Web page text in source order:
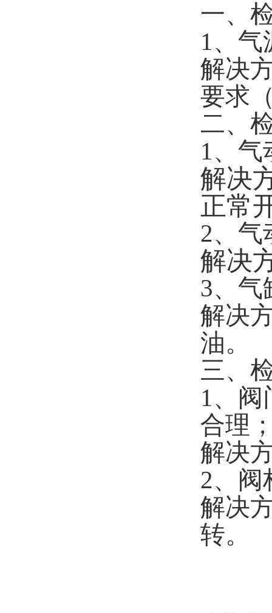
一、
1、气
解决
要求
二、
1、气
解决
正常
2、气
解决
3、气
解决
油。
三、
1、阀
合理
解决
2、阀
解决
转。